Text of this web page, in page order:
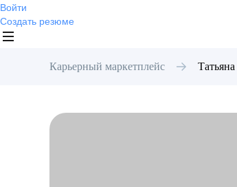
Войти
Создать резюме
Карьерный маркетплейс Татьяна